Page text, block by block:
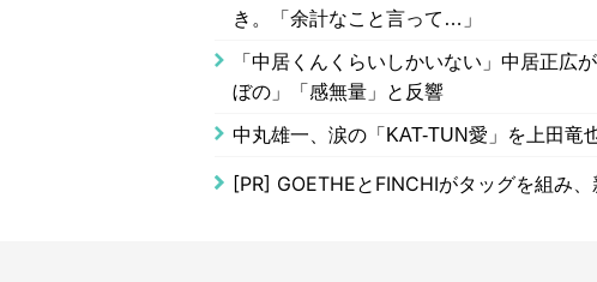
き。「余計なこと言って…」
「中居くんくらいしかいない」中居正広
ぼの」「感無量」と反響
中丸雄一、涙の「KAT-TUN愛」を上田竜
[PR] GOETHEとFINCHIがタッグを組み